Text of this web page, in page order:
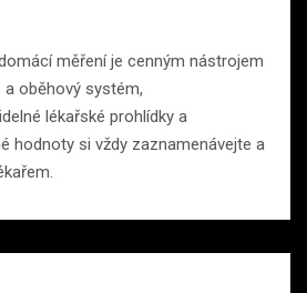
měření je cenným nástrojem
oběhový systém,
lékařské prohlídky a
hodnoty si vždy zaznamenávejte a